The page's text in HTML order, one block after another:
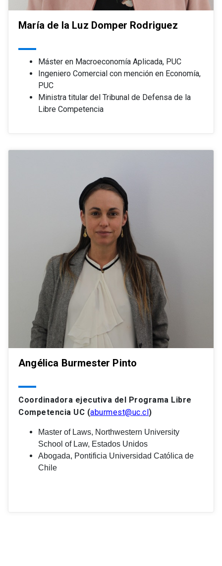
María de la Luz Domper Rodriguez
Máster en Macroeconomía Aplicada, PUC
Ingeniero Comercial con mención en Economía,
PUC
Ministra titular del Tribunal de Defensa de la
Libre Competencia
Angélica Burmester Pinto
Coordinadora ejecutiva del Programa Libre
Competencia UC (aburmest@uc.cl)
Master of Laws, Northwestern University
School of Law, Estados Unidos
Abogada, Pontificia Universidad Católica de
Chile